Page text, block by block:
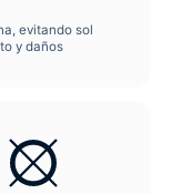
evitando sol
y daños